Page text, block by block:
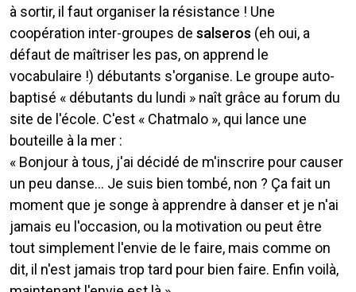
à sortir, il faut organiser la résistance ! Une
coopération inter-groupes de salseros (eh oui, a
défaut de maîtriser les pas, on apprend le
vocabulaire !) débutants s'organise. Le groupe auto-
baptisé « débutants du lundi » naît grâce au forum du
site de l'école. C'est « Chatmalo », qui lance une
bouteille à la mer :
« Bonjour à tous, j'ai décidé de m'inscrire pour causer
un peu danse... Je suis bien tombé, non ? Ça fait un
moment que je songe à apprendre à danser et je n'ai
jamais eu l'occasion, ou la motivation ou peut être
tout simplement l'envie de le faire, mais comme on
dit, il n'est jamais trop tard pour bien faire. Enfin voilà,